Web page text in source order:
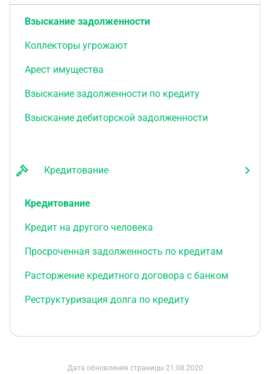
Взыскание задолженности
Коллекторы угрожают
Арест имущества
Взыскание задолженности по кредиту
Взыскание дебиторской задолженности
Кредитование
Кредитование
Кредит на другого человека
Просроченная задолженность по кредитам
Расторжение кредитного договора с банком
Реструктуризация долга по кредиту
Дата обновления страницы 21.08.2020